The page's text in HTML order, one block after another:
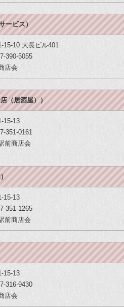
ービス）
15-10 大長ビル401
390-5055
店会
（居酒屋））
15-13
351-0161
前商店会
15-13
351-1265
前商店会
15-13
316-9430
店会